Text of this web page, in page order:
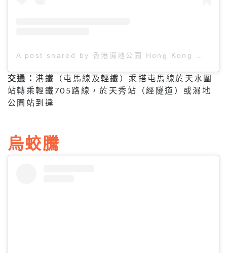
交通：港鐵（屯馬線及輕鐵）乘搭屯馬線於天水圍
站轉乘輕鐵705路線，於天秀站（經隧道）或濕地
公園站到達
烏蛟騰